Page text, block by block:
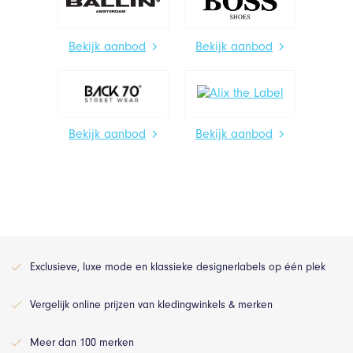
Bekijk aanbod Bekijk aanbod
Bekijk aanbod Bekijk aanbod
Exclusieve, luxe mode en klassieke designerlabels op één plek
Vergelijk online prijzen van kledingwinkels & merken
Meer dan 100 merken